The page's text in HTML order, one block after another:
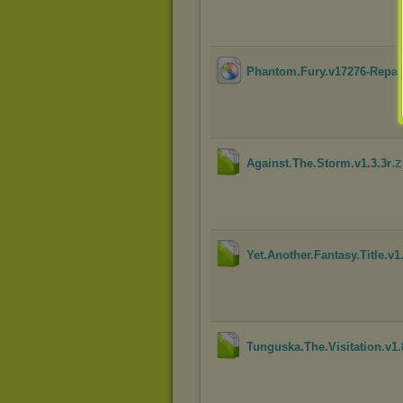
Phantom.Fury.v17276-Repack
Against.The.Storm.v1.3.3r